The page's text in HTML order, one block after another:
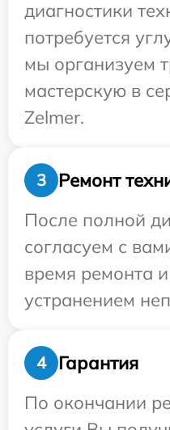
диагностики
потребуется
мы организуем
мастерскую в
Zelmer.
3
Ремонт
После полной
согласуем с
время ремонта
устранением
4
Гарантия
По окончании